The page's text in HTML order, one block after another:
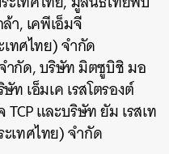
า, เคพีเอ็มจี
ทศไทย) จำกัด
ำกัด, บริษัท มิตซูบิชิ มอ
ท เอ็มเค เรสโตรองต์
และบริษัท ยัม เรสเท
เทศไทย) จำกัด